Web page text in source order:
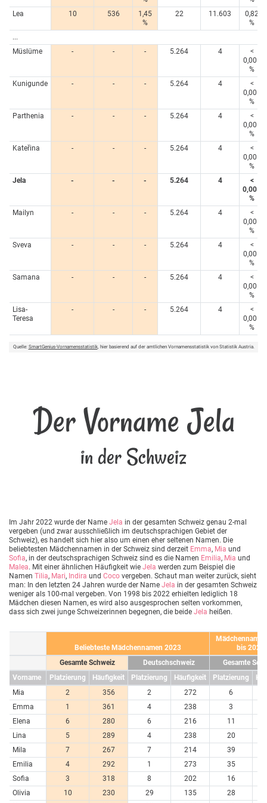
Lea
10 536
1,45
%
22 11.603
0,82
%
...
Müslüme
- - - 5.264 4
<
0,005
%
Kunigunde
- - - 5.264 4
<
0,005
%
Parthenia
- - - 5.264 4
<
0,005
%
Kateřina
- - - 5.264 4
<
0,005
%
Jela
- - - 5.264 4
<
0,005
%
Mailyn
- - - 5.264 4
<
0,005
%
Sveva
- - - 5.264 4
<
0,005
%
Samana
- - - 5.264 4
<
0,005
%
Lisa-
Teresa
- - - 5.264 4
<
0,005
%
Quelle: SmartGenius-Vornamensstatistik, hier basierend auf der amtlichen Vornamensstatistik von Statistik Austria.
Der Vorname Jela
in der Schweiz
Im Jahr 2022 wurde der Name Jela in der gesamten Schweiz genau 2-mal
vergeben (und zwar ausschließlich im deutschsprachigen Gebiet der
Schweiz), es handelt sich hier also um einen eher seltenen Namen. Die
beliebtesten Mädchennamen in der Schweiz sind derzeit Emma, Mia und
Sofia, in der deutschsprachigen Schweiz sind es die Namen Emilia, Mia und
Malea. Mit einer ähnlichen Häufigkeit wie Jela werden zum Beispiel die
Namen Tilia, Mari, Indira und Coco vergeben. Schaut man weiter zurück, sieht
man: In den letzten 24 Jahren wurde der Name Jela in der gesamten Schweiz
weniger als 100-mal vergeben. Von 1998 bis 2022 erhielten lediglich 18
Mädchen diesen Namen, es wird also ausgesprochen selten vorkommen,
dass sich zwei junge Schweizerinnen begegnen, die beide Jela heißen.
Beliebteste Mädchennamen 2023
bis 2023
Gesamte Schweiz
Deutschschweiz
Gesamte
Vorname
Platzierung Häufigkeit Platzierung Häufigkeit Platzierung
Mia
2 356 2 272 6
Emma
1 361 4 238 3
Elena
6 280 6 216 11
Lina
5 289 4 238 20
Mila
7 267 7 214 39
Emilia
4 292 1 273 35
Sofia
3 318 8 202 16
Olivia
10 230 29 135 28